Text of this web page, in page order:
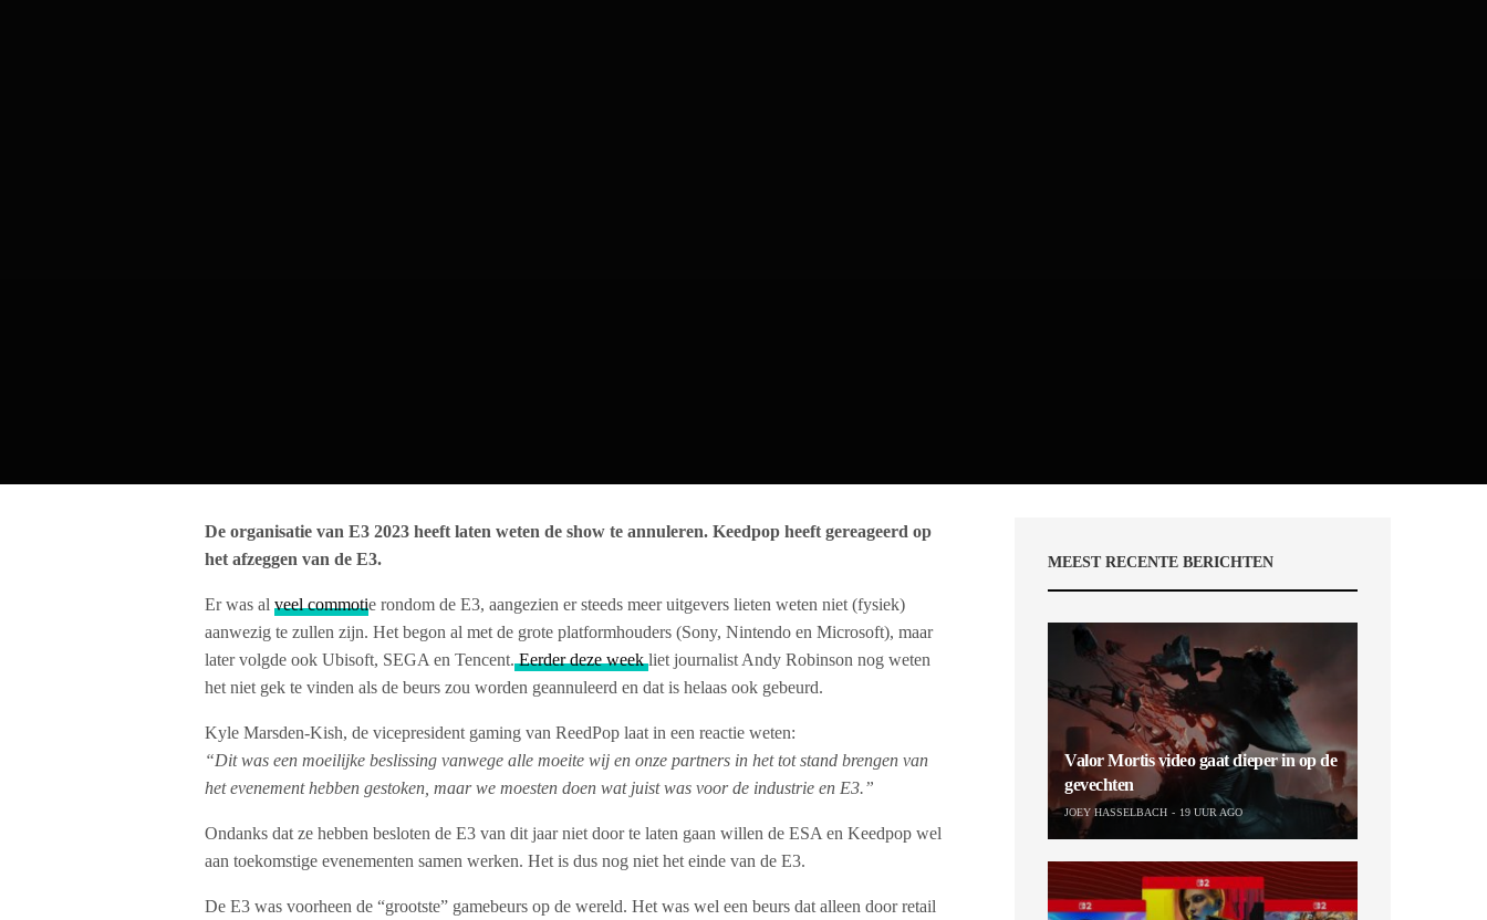
De organisatie van E3 2023 heeft laten weten de show te annuleren. Keedpop heeft gereageerd op
het afzeggen van de E3.
Er was alveel commotie rondom de E3, aangezien er steeds meer uitgevers lieten weten niet (fysiek)
aanwezig te zullen zijn. Het begon al met de grote platformhouders (Sony, Nintendo en Microsoft), maar
later volgde ook Ubisoft, SEGA en Tencent.Eerder deze weekliet journalist Andy Robinson nog weten
het niet gek te vinden als de beurs zou worden geannuleerd en dat is helaas ook gebeurd.
Kyle Marsden-Kish, de vicepresident gaming van ReedPop laat in een reactie weten:
“Dit was een moeilijke beslissing vanwege alle moeite wij en onze partners in het tot stand brengen van
het evenement hebben gestoken, maar we moesten doen wat juist was voor de industrie en E3.”
Ondanks dat ze hebben besloten de E3 van dit jaar niet door te laten gaan willen de ESA en Keedpop wel
aan toekomstige evenementen samen werken. Het is dus nog niet het einde van de E3.
De E3 was voorheen de “grootste” gamebeurs op de wereld. Het was wel een beurs dat alleen door retail
MEEST RECENTE BERICHTEN
Valor Mortis video gaat dieper in op de
gevechten
JOEY HASSELBACH 19 UUR AGO